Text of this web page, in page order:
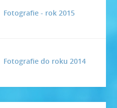
Fotografie - rok 2015
Fotografie do roku 2014